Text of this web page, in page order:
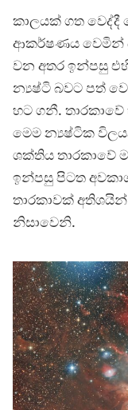
කාලයක් ගත වෙද්දී
ආකර්ෂණය වෙමින්
වන අතර ඉන්පසු
න්‍යෂ්ටි බවට පත්
හට ගනී.
මෙම න්‍යෂ්ටික
ශක්තිය තාරකාවේ
ඉන්පසු පිටත
තාරකාවක්
නිසාවෙනි.